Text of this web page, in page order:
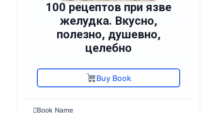
100 рецептов при язве
желудка. Вкусно,
полезно, душевно,
целебно
Buy Book
Book Name